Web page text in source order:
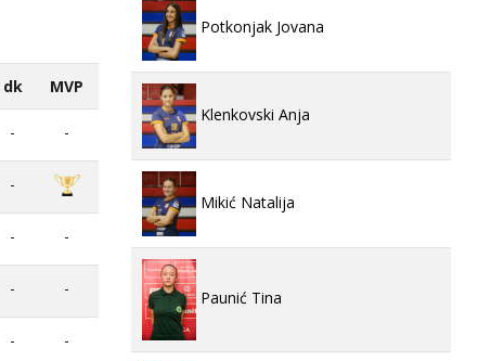
dk MVP
- -
-
- -
- -
- -
Potkonjak Jovana
Klenkovski Anja
Mikić Natalija
Paunić Tina